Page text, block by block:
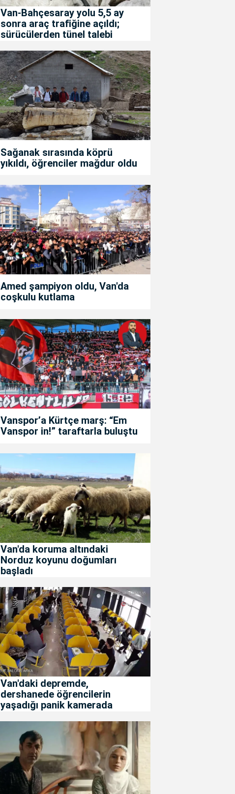
Van-Bahçesaray yolu 5,5 ay
sonra araç trafiğine açıldı;
sürücülerden tünel talebi
Sağanak sırasında köprü
yıkıldı, öğrenciler mağdur oldu
Amed şampiyon oldu, Van'da
coşkulu kutlama
Vanspor’a Kürtçe marş: “Em
Vanspor in!” taraftarla buluştu
Van'da koruma altındaki
Norduz koyunu doğumları
başladı
Van'daki depremde,
dershanede öğrencilerin
yaşadığı panik kamerada